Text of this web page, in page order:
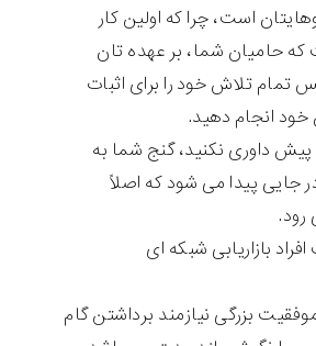
است، چرا كه اولين كار
حاميان شما، بر عهده تان
تمام تلاش خود را برای اثبات
انجام دهيد.
پيش داوری نكنيد، گنج شما به
جايی پيدا می شود كه اصلاً
رود.
بازاریابی شبکه ای
بزرگی نيازمند برداشتن گام